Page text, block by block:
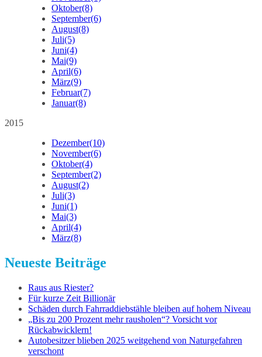
Oktober(8)
September(6)
August(8)
Juli(5)
Juni(4)
Mai(9)
April(6)
März(9)
Februar(7)
Januar(8)
2015
Dezember(10)
November(6)
Oktober(4)
September(2)
August(2)
Juli(3)
Juni(1)
Mai(3)
April(4)
März(8)
Neueste Beiträge
Raus aus Riester?
Für kurze Zeit Billionär
Schäden durch Fahrraddiebstähle bleiben auf hohem Niveau
„Bis zu 200 Prozent mehr rausholen“? Vorsicht vor
Rückabwicklern!
Autobesitzer blieben 2025 weitgehend von Naturgefahren
verschont